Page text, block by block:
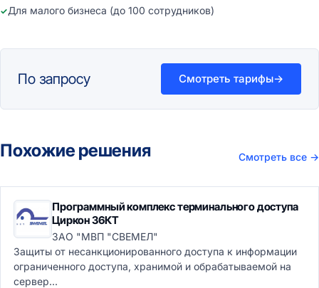
Для малого бизнеса (до 100 сотрудников)
По запросу Смотреть тарифы→
Похожие решения Смотреть все →
Программный комплекс терминального доступа
Циркон 36КТ
ЗАО "МВП "СВЕМЕЛ"
Защиты от несанкционированного доступа к информации
ограниченного доступа, хранимой и обрабатываемой на
сервер...